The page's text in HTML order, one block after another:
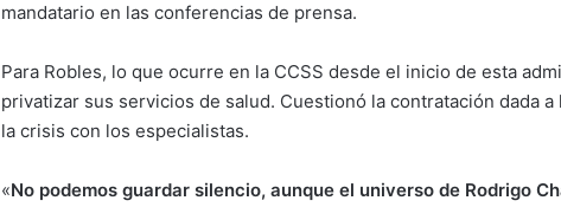
mandatario en las conferencias de prensa.
Para Robles, lo que ocurre en la CCSS desde el inicio de esta
privatizar sus servicios de salud. Cuestionó la contratación dada
la crisis con los especialistas.
«No podemos guardar silencio, aunque el universo de Rodrigo